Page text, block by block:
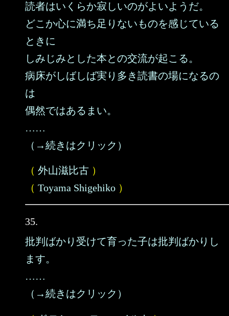
読者はいくらか寂しいのがよいようだ。
どこか心に満ち足りないものを感じている
ときに
しみじみとした本との交流が起こる。
病床がしばしば実り多き読書の場になるの
は
偶然ではあるまい。
……
（→続きはクリック）
（ 外山滋比古 ）
（ Toyama Shigehiko ）
35.
批判ばかり受けて育った子は批判ばかりし
ます。
……
（→続きはクリック）